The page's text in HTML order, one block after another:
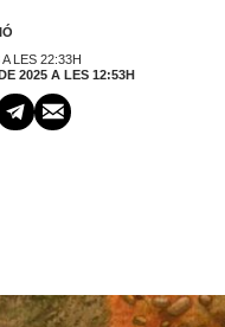
LES 22:33H
2025 A LES 12:53H